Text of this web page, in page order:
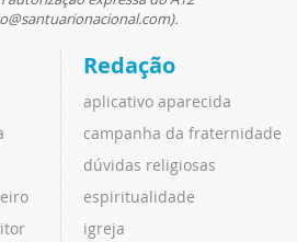
Redação
aplicativo aparecida
campanha da fraternidade
dúvidas religiosas
espiritualidade
igreja